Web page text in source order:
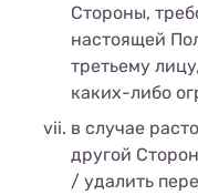
Стороны,
настоящей
третьему
каких-либо
в случае
другой
/ удалить